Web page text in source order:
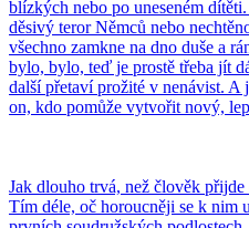
blízkých nebo po uneseném
děsivý teror Němců nebo
všechno zamkne na dno duše a
bylo, bylo, teď je prostě třeba jít
další přetaví prožité v nenávist. A
on, kdo pomůže vytvořit nový,
Jak dlouho trvá, než člověk přijde
Tím déle, oč horoucněji se k nim